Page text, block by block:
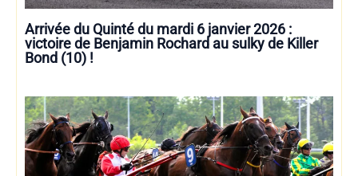
Arrivée du Quinté du mardi 6 janvier 2026 :
victoire de Benjamin Rochard au sulky de Killer
Bond (10) !